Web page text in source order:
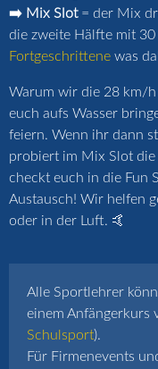
➡️ Mix Slot= der Mix
die zweite Hälfte mit
Fortgeschrittene was
Warum wir die 28 km/
euch aufs Wasser
feiern. Wenn ihr dann
probiert im Mix Slot die
checkt euch in die Fun
Austausch! Wir helfen
oder in der Luft. 🤙
Alle Sportlehrer
einem Anfängerkurs
Schulsport).
Für Firmenevents